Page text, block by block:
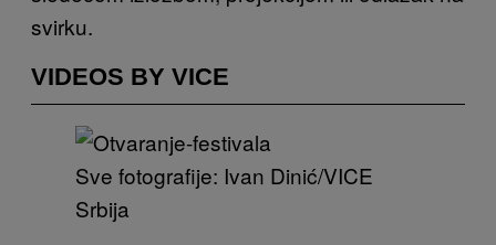
svirku.
VIDEOS BY VICE
Sve fotografije: Ivan Dinić/VICE
Srbija